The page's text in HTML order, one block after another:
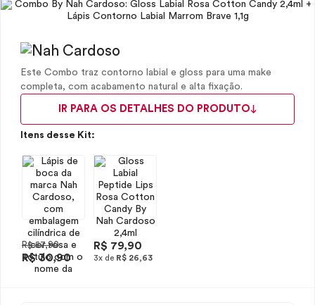
Este Combo traz contorno labial e gloss para uma make
completa, com acabamento natural e alta fixação.
IR PARA OS DETALHES DO PRODUTO
Itens desse Kit:
R$ 57,90
R$ 30,90
R$ 79,90
3x de R$ 26,63